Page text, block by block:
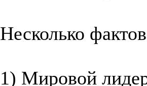
Несколько
1) Мировой